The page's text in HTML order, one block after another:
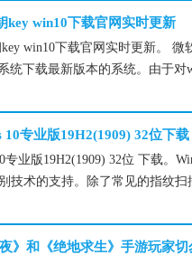
key win10下载官网实时更新
win10下载官网实时更新。
统下载最新版本的系统。由于
专业版19H2(1909) 32位下载
业版19H2(1909) 32位 下载。
技术的支持。除了常见的指纹
》和《绝地求生》手游玩家切